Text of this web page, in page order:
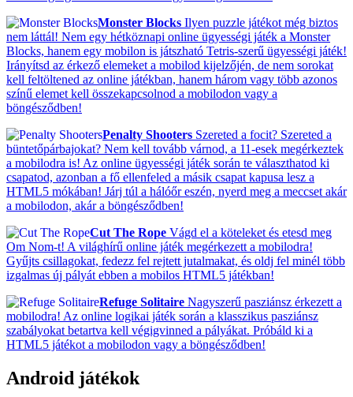
Monster Blocks Ilyen puzzle játékot még biztos
nem láttál! Nem egy hétköznapi online ügyességi játék a Monster
Blocks, hanem egy mobilon is játszható Tetris-szerű ügyességi játék!
Irányítsd az érkező elemeket a mobilod kijelzőjén, de nem sorokat
kell feltöltened az online játékban, hanem három vagy több azonos
színű elemet kell összekapcsolnod a mobilodon vagy a
böngésződben!
Penalty Shooters Szereted a focit? Szereted a
büntetőpárbajokat? Nem kell tovább várnod, a 11-esek megérkeztek
a mobilodra is! Az online ügyességi játék során te választhatod ki
csapatod, azonban a fő ellenfeled a másik csapat kapusa lesz a
HTML5 mókában! Járj túl a hálóőr eszén, nyerd meg a meccset akár
a mobilodon, akár a böngésződben!
Cut The Rope Vágd el a köteleket és etesd meg
Om Nom-t! A világhírű online játék megérkezett a mobilodra!
Gyűjts csillagokat, fedezz fel rejtett jutalmakat, és oldj fel minél több
izgalmas új pályát ebben a mobilos HTML5 játékban!
Refuge Solitaire Nagyszerű pasziánsz érkezett a
mobilodra! Az online logikai játék során a klasszikus pasziánsz
szabályokat betartva kell végigvinned a pályákat. Próbáld ki a
HTML5 játékot a mobilodon vagy a böngésződben!
Android játékok